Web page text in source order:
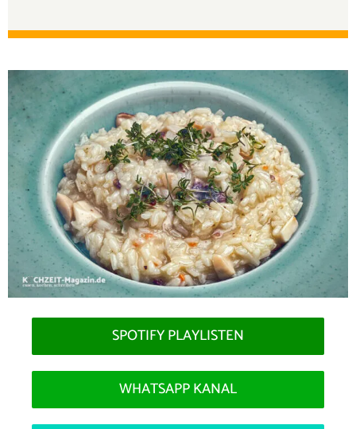
SPOTIFY PLAYLISTEN
WHATSAPP KANAL